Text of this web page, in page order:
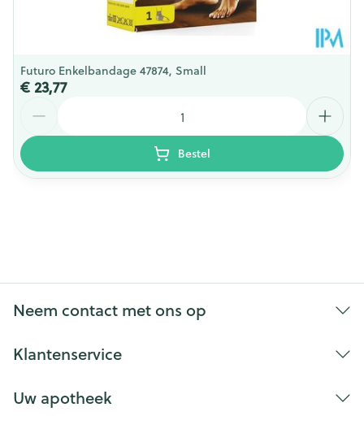
Futuro Enkelbandage 47874, Small
€ 23,77
Bestel
Neem contact met ons op
Klantenservice
Uw apotheek